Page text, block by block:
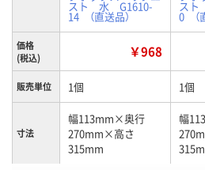
スト 水 G1610-
14 （直送品）
ス
0 （
価格
(税込)
￥968
販売単位 1個 1個
寸法
幅113mm×奥行
270mm×高さ
315mm
幅